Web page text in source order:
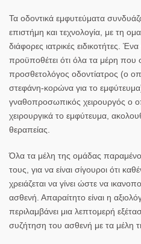
Τα οδοντικά εμφυτεύματα
επιστήμη και τεχνολογία, με τη
διάφορες ιατρικές ειδικοτήτες.
προϋποθέτει ότι όλα τα μέρη
προσθετολόγος οδοντίατρος (ο
στεφάνη-κορώνα για το
γναθοπροσωπικός χειρουργός ο
χειρουργικά το εμφύτευμα,
θεραπείας.
Όλα τα μέλη της ομάδας
τους, για να είναι σίγουροι ότι
χρειάζεται να γίνει ώστε να
ασθενή. Απαραίτητο είναι η
περιλαμβάνει μια λεπτομερή
συζήτηση του ασθενή με τα μέλη